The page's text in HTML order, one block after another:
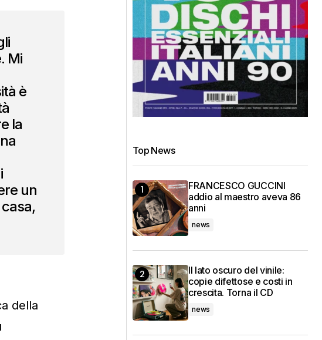
Mi
è
la
un
della
Top News
FRANCESCO GUCCINI
addio al maestro aveva 86
anni
news
Il lato oscuro del vinile:
copie difettose e costi in
crescita. Torna il CD
news